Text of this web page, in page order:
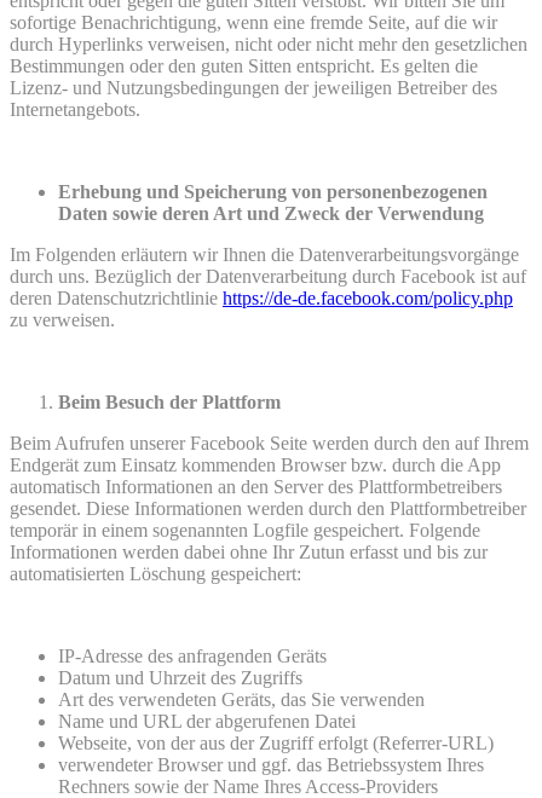
sofortige Benachrichtigung, wenn eine fremde Seite, auf die wir
durch Hyperlinks verweisen, nicht oder nicht mehr den gesetzlichen
Bestimmungen oder den guten Sitten entspricht. Es gelten die
Lizenz- und Nutzungsbedingungen der jeweiligen Betreiber des
Internetangebots.
Erhebung und Speicherung von personenbezogenen
Daten sowie deren Art und Zweck der Verwendung
Im Folgenden erläutern wir Ihnen die Datenverarbeitungsvorgänge
durch uns. Bezüglich der Datenverarbeitung durch Facebook ist auf
deren Datenschutzrichtlinie https://de-de.facebook.com/policy.php
zu verweisen.
Beim Besuch der Plattform
Beim Aufrufen unserer Facebook Seite werden durch den auf Ihrem
Endgerät zum Einsatz kommenden Browser bzw. durch die App
automatisch Informationen an den Server des Plattformbetreibers
gesendet. Diese Informationen werden durch den Plattformbetreiber
temporär in einem sogenannten Logfile gespeichert. Folgende
Informationen werden dabei ohne Ihr Zutun erfasst und bis zur
automatisierten Löschung gespeichert:
IP-Adresse des anfragenden Geräts
Datum und Uhrzeit des Zugriffs
Art des verwendeten Geräts, das Sie verwenden
Name und URL der abgerufenen Datei
Webseite, von der aus der Zugriff erfolgt (Referrer-URL)
verwendeter Browser und ggf. das Betriebssystem Ihres
Rechners sowie der Name Ihres Access-Providers